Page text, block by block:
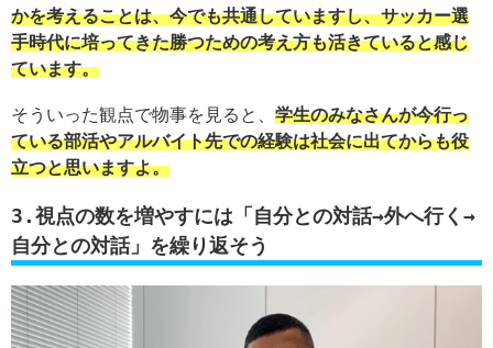
かを考えることは、今でも共通していますし、サッカー選
手時代に培ってきた勝つための考え方も活きていると感じ
ています。
そういった観点で物事を見ると、 学生のみなさんが今行っ
ている部活やアルバイト先での経験は社会に出てからも役
立つと思いますよ。
3.視点の数を増やすには「自分との対話→外へ行く→
自分との対話」を繰り返そう